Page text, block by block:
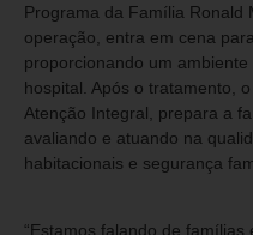
Programa da Família Ronald
operação, entra em cena
proporcionando um
hospital. Após o tratamento,
Atenção Integral, prepara a
avaliando e atuando na
habitacionais e segurança
“Estamos falando de